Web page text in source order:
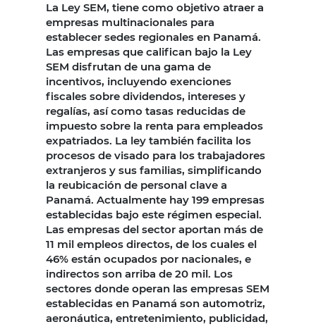
La Ley SEM, tiene como objetivo atraer a
empresas multinacionales para
establecer sedes regionales en Panamá.
Las empresas que califican bajo la Ley
SEM disfrutan de una gama de
incentivos, incluyendo exenciones
fiscales sobre dividendos, intereses y
regalías, así como tasas reducidas de
impuesto sobre la renta para empleados
expatriados. La ley también facilita los
procesos de visado para los trabajadores
extranjeros y sus familias, simplificando
la reubicación de personal clave a
Panamá. Actualmente hay 199 empresas
establecidas bajo este régimen especial.
Las empresas del sector aportan más de
11 mil empleos directos, de los cuales el
46% están ocupados por nacionales, e
indirectos son arriba de 20 mil. Los
sectores donde operan las empresas SEM
establecidas en Panamá son automotriz,
aeronáutica, entretenimiento, publicidad,